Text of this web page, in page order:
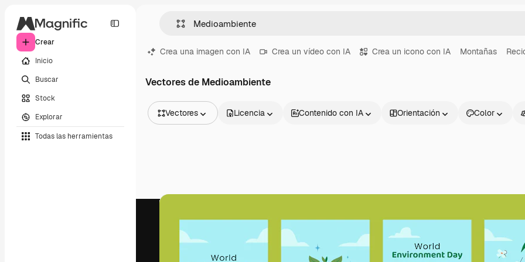
Crear
Inicio
Buscar
Stock
Explorar
Todas las herramientas
Crea una imagen con IA Crea un vídeo con IA Crea un icono con IA Montañas
Vectores de Medioambiente
Vectores
Vídeos
Motion graphics
Plantillas de vídeos
Licencia Contenido con IA Orientación Color
Productos Información